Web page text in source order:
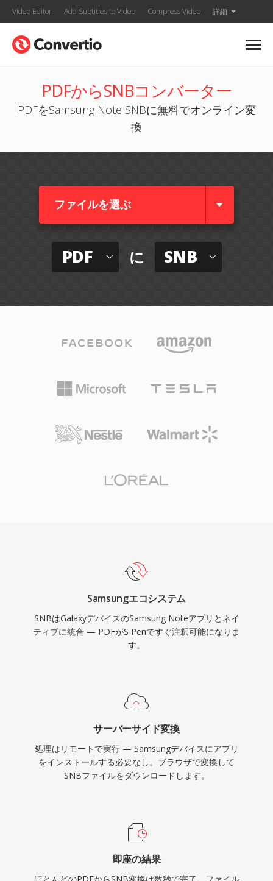
Video Editor Add Subtitles to Video Compress Video 詳細
PDFからSNBコンバーター
PDFをSamsung Note SNBに無料でオンライン変
換
ファイルを選ぶ
PDF に SNB
Samsungエコシステム
SNBはGalaxyデバイスのSamsung Noteアプリとネイ
ティブに統合 — PDFがS Penですぐ注釈可能になりま
す。
サーバーサイド変換
処理はリモートで実行 — Samsungデバイスにアプリ
をインストールする必要なし。ブラウザで変換して
SNBファイルをダウンロードします。
即座の結果